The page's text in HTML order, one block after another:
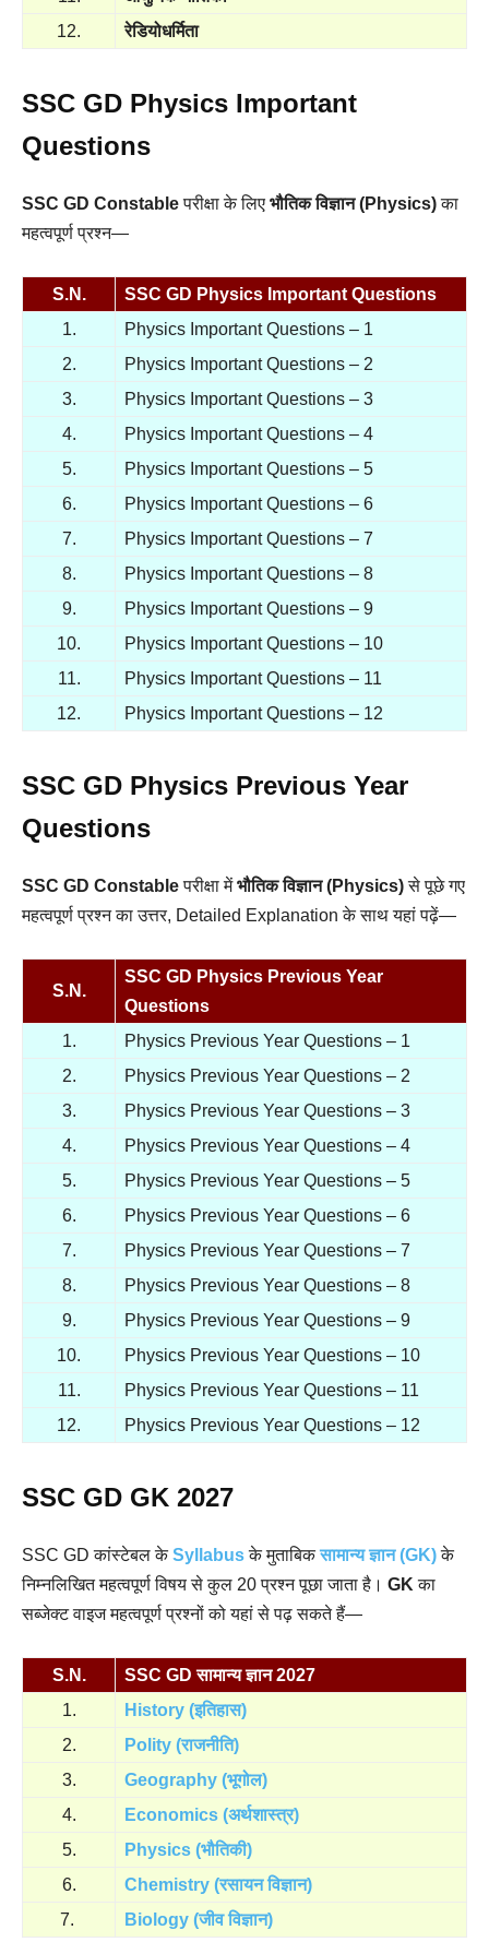
12.
रेडियोधर्मिता
SSC GD Physics Important
Questions
SSC GD Constableपरीक्षा के लिए भौतिक विज्ञान (Physics)का
महत्वपूर्ण प्रश्न—
S.N. SSC GD Physics Important Questions
1.
Physics Important Questions – 1
2.
Physics Important Questions – 2
3.
Physics Important Questions – 3
4.
Physics Important Questions – 4
5.
Physics Important Questions – 5
6.
Physics Important Questions – 6
7.
Physics Important Questions – 7
8.
Physics Important Questions – 8
9.
Physics Important Questions – 9
10.
Physics Important Questions – 10
11.
Physics Important Questions – 11
12.
Physics Important Questions – 12
SSC GD Physics Previous Year
Questions
SSC GD Constableपरीक्षा मेंभौतिक विज्ञान (Physics)से पूछे गए
महत्वपूर्ण प्रश्न का उत्तर, Detailed Explanation के साथ यहां पढ़ें—
S.N.
SSC GD Physics Previous Year
Questions
1.
Physics Previous Year Questions – 1
2.
Physics Previous Year Questions – 2
3.
Physics Previous Year Questions – 3
4.
Physics Previous Year Questions – 4
5.
Physics Previous Year Questions – 5
6.
Physics Previous Year Questions – 6
7.
Physics Previous Year Questions – 7
8.
Physics Previous Year Questions – 8
9.
Physics Previous Year Questions – 9
10.
Physics Previous Year Questions – 10
11.
Physics Previous Year Questions – 11
12.
Physics Previous Year Questions – 12
SSC GD GK 2027
SSC GD कांस्टेबल केSyllabusके मुताबिकसामान्य ज्ञान (GK)के
निम्नलिखित महत्वपूर्ण विषय से कुल 20 प्रश्न पूछा जाता है। GK का
सब्जेक्ट वाइज महत्वपूर्ण प्रश्नों को यहां से पढ़ सकते हैं—
S.N.
SSC GD सामान्य ज्ञान 2027
1.
History (इतिहास)
2.
Polity (राजनीति)
3.
Geography (भूगोल)
4.
Economics (अर्थशास्त्र)
5.
Physics (भौतिकी)
6.
Chemistry (रसायन विज्ञान)
7.
Biology (जीव विज्ञान)